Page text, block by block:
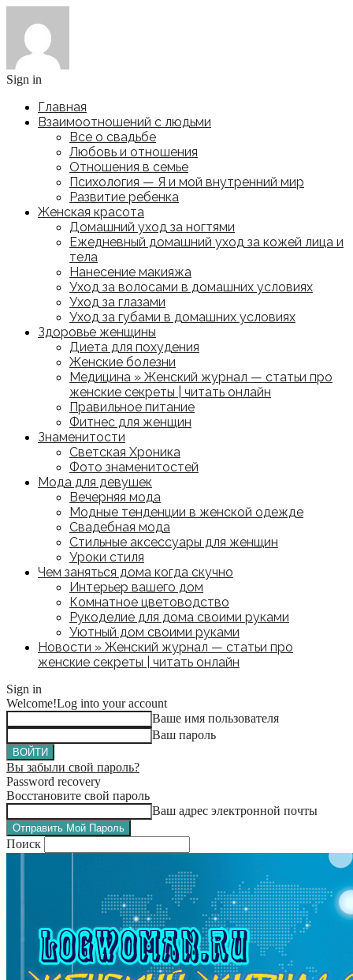
Sign in
Главная
Взаимоотношений с людьми
Все о свадьбе
Любовь и отношения
Отношения в семье
Психология — Я и мой внутренний мир
Развитие ребенка
Женская красота
Домашний уход за ногтями
Ежедневный домашний уход за кожей лица и
тела
Нанесение макияжа
Уход за волосами в домашних условиях
Уход за глазами
Уход за губами в домашних условиях
Здоровье женщины
Диета для похудения
Женские болезни
Медицина » Женский журнал — статьи про
женские секреты | читать онлайн
Правильное питание
Фитнес для женщин
Знаменитости
Светская Хроника
Фото знаменитостей
Мода для девушек
Вечерняя мода
Модные тенденции в женской одежде
Свадебная мода
Стильные аксессуары для женщин
Уроки стиля
Чем заняться дома когда скучно
Интерьер вашего дом
Комнатное цветоводство
Рукоделие для дома своими руками
Уютный дом своими руками
Новости » Женский журнал — статьи про
женские секреты | читать онлайн
Sign in
Welcome!Log into your account
Ваше имя пользователя
Ваш пароль
Вы забыли свой пароль?
Password recovery
Восстановите свой пароль
Ваш адрес электронной почты
Поиск